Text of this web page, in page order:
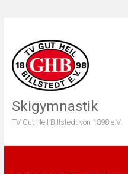
Skigymnastik
TV Gut Heil Billstedt von 1898 e.V.